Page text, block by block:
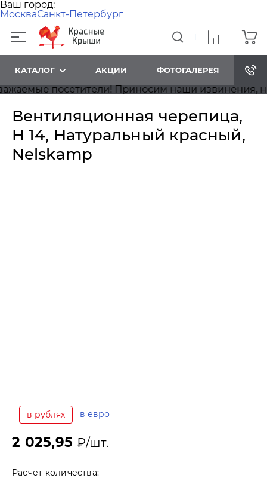
Ваш город:
МоскваСанкт-Петербург
КАТАЛОГ АКЦИИ ФОТОГАЛЕРЕЯ
посетители! Приносим наши извинения, на
Вентиляционная черепица,
H 14, Натуральный красный,
Nelskamp
в рублях в евро
2 025,95₽/шт.
Расчет количества: